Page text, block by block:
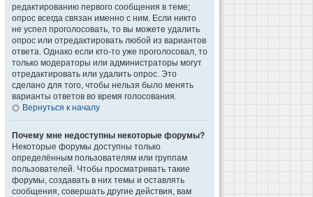
редактированию первого сообщения в теме;
опрос всегда связан именно с ним. Если никто
не успел проголосовать, то вы можете удалить
опрос или отредактировать любой из вариантов
ответа. Однако если кто-то уже проголосовал, то
только модераторы или администраторы могут
отредактировать или удалить опрос. Это
сделано для того, чтобы нельзя было менять
варианты ответов во время голосования.
Вернуться к началу
Почему мне недоступны некоторые форумы?
Некоторые форумы доступны только
определённым пользователям или группам
пользователей. Чтобы просматривать такие
форумы, создавать в них темы и оставлять
сообщения, совершать другие действия, вам